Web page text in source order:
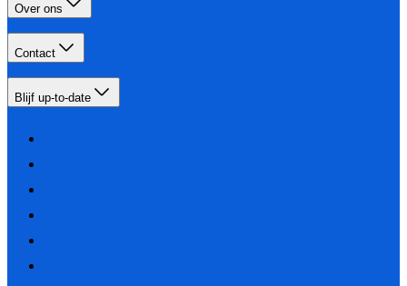
Over ons
Contact
Blijf up-to-date